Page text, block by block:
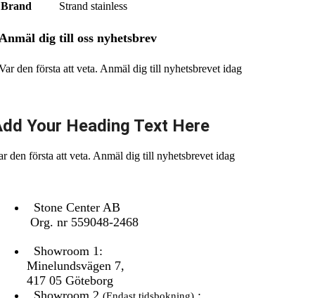
Brand Strand stainless
dig till oss nyhetsbrev
den första att veta. Anmäl dig till nyhetsbrevet idag
Your Heading Text Here
den första att veta. Anmäl dig till nyhetsbrevet idag
Stone Center AB
Org. nr 559048-2468
Showroom 1:
Minelundsvägen 7,
417 05 Göteborg
Showroom 2 (Endast tidsbokning) :